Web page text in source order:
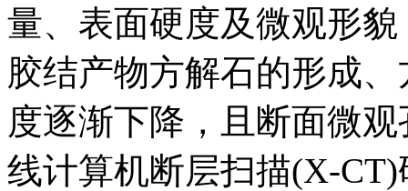
量、表面硬度及微观形
胶结产物方解石的形成
度逐渐下降，且断面微
线计算机断层扫描(X-